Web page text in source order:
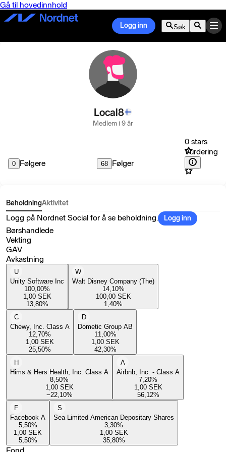
Gå til hovedinnhold
Logg inn Søk
Local8
Medlem i 9 år
0 Følgere 68 Følger
0 stars
Vurdering
BeholdningAktivitet
Logg på Nordnet Social for å se beholdning. Logg inn
Børshandlede
Vekting
GAV
Avkastning
U
Unity Software Inc
100,00%
1,00 SEK
13,80%
W
Walt Disney Company (The)
14,10%
100,00 SEK
1,40%
C
Chewy, Inc. Class A
12,70%
1,00 SEK
25,50%
D
Dometic Group AB
11,00%
1,00 SEK
42,30%
H
Hims & Hers Health, Inc. Class A
8,50%
1,00 SEK
−22,10%
A
Airbnb, Inc. - Class A
7,20%
1,00 SEK
56,12%
F
Facebook A
5,50%
1,00 SEK
5,50%
S
Sea Limited American Depositary Shares
3,30%
1,00 SEK
35,80%